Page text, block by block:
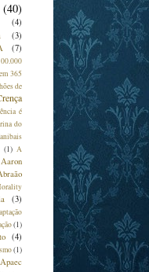
(40)
(4)
(3)
(7)
365
de
é
do
(1) A
Aaron
(3)
(1)
(4)
(1)